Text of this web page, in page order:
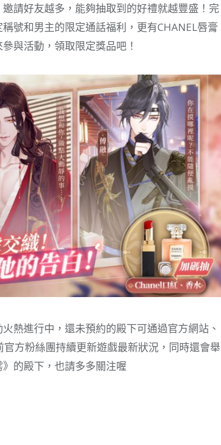
請好友越多，能夠抽取到的好禮就越豐盛！完
號和男主的限定通話福利，更有CHANEL唇膏
與活動，領取限定獎品吧！
熱進行中，還未預約的殿下可通過官方網站、
方粉絲團持續更新遊戲最新狀況，同時還會舉
的殿下，也請多多關注喔